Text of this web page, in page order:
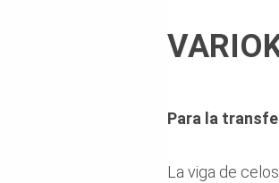
Para la
La viga de